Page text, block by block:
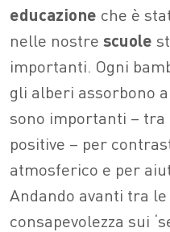
educazione che è
nelle nostre scuole
importanti. Ogni
gli alberi assorbono
sono importanti –
positive – per
atmosferico e per
Andando avanti tra
consapevolezza sui